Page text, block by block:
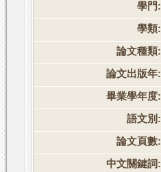
學門:
學類:
論文種類:
論文出版年:
畢業學年度:
語文別:
論文頁數:
中文關鍵詞: